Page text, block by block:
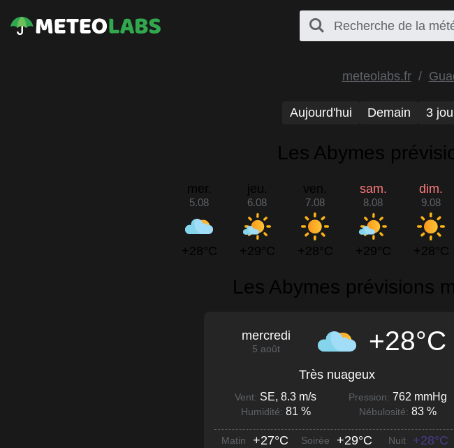
meteolabs.fr
Aujourd'hui Demain 3
Les Abymes
mer.
5.08
+28°C
jeu.
6.08
+29°C
ven.
7.08
+28°C
sam.
8.08
+29°C
dim.
9.08
+28°C
Les Abymes prévisions
mercredi
5 août +28°C
Très nuageux
Vent: SE, 8.3 m/s Pression: 762 mmHg
Humidité: 81 % Nébulosité: 83 %
Matin +27°C Soirée +29°C Nuit +28°C